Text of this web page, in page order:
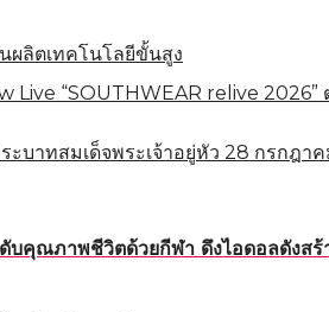
ผลิตเทคโนโลยีขั้นสูง
“SOUTHWEAR relive
บาทสมเด็จพระเจ้าอยู่หัว 28 กรกฎา
คุณภาพชีวิตด้วยกีฬา ดึงไอดอลดังสร้